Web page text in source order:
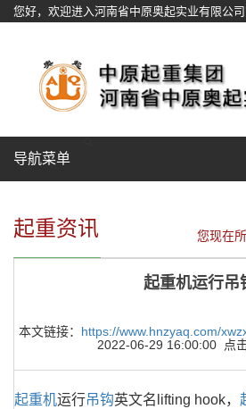
您好，欢迎进入河南省中原奥起实业有限公司
导航菜单
起重资讯 您现在
起重机运行吊
本文链接： https://www.hnzyaq.com/
2022-06-29 16:00:00 点
起重机运行吊钩英文名lifting hook，